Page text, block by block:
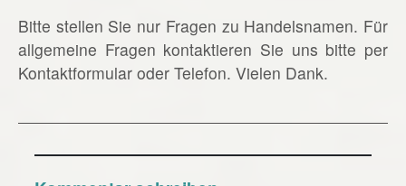
Bitte stellen Sie nur Fragen zu Handelsnamen. Für
allgemeine Fragen kontaktieren Sie uns bitte per
Kontaktformular oder Telefon. Vielen Dank.